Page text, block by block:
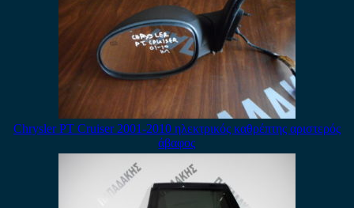
Chrysler PT Cruiser 2001-2010 ηλεκτρικός καθρέπτης αριστερός
άβαφος